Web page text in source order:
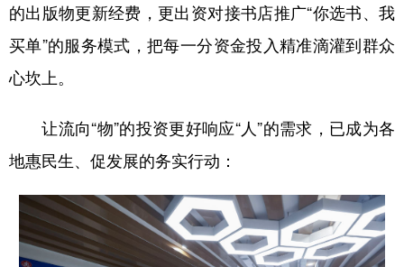
的出版物更新经费，更出资对接书店推广“你选书、我
买单”的服务模式，把每一分资金投入精准滴灌到群众
心坎上。
让流向“物”的投资更好响应“人”的需求，已成为各
地惠民生、促发展的务实行动：